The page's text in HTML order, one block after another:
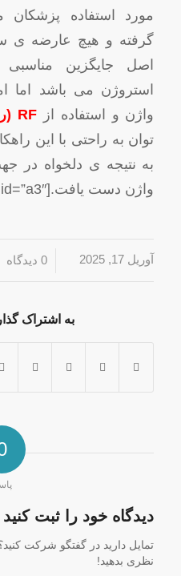
مورد استفاده
گرفته و هیچ عارضه ی
اصل جایگزین مناسبی
استروژن می باشد اما
واژن و استفاده از RF (رادیوفرکوانسی واژن)
توان به راحتی با این
به نتیجه ی دلخواه در
واژن دست یافت.[anchor id=”a3″ ]
آوریل 17, 2025 / 0 دیدگاه‌/
به اشتراک
دیدگاه خود را ثبت کنید
تمایل دارید در گفتگو شرکت
نظری بدهید!